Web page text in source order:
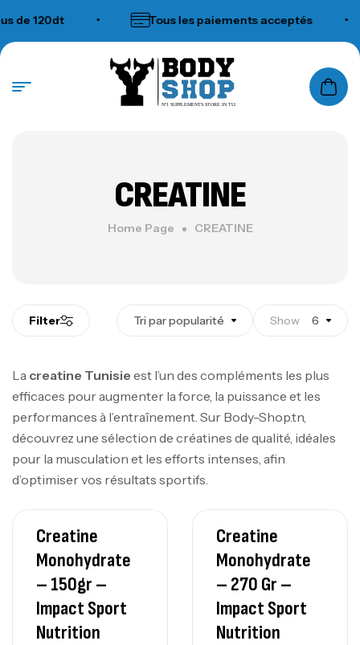
Tous les paiements acceptés
N°1 SUPPLEMENTS STORE IN TUNISIA
CREATINE
Home Page CREATINE
Filter Tri par popularité Show 6
La creatine Tunisie est l’un des compléments les plus
efficaces pour augmenter la force, la puissance et les
performances à l’entraînement. Sur Body-Shop.tn,
découvrez une sélection de créatines de qualité, idéales
pour la musculation et les efforts intenses, afin
d’optimiser vos résultats sportifs.
Creatine
Monohydrate
– 150gr –
Impact Sport
Nutrition
Creatine
Monohydrate
– 270 Gr –
Impact Sport
Nutrition